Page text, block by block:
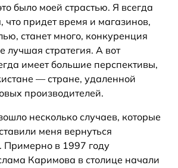
было моей страстью. Я всегда
что придет время и магазинов,
станет много, конкуренция
лучшая стратегия. А вот
имеет большие перспективы,
— стране, удаленной
производителей.
несколько случаев, которые
меня вернуться
Примерно в 1997 году
Каримова в столице начали